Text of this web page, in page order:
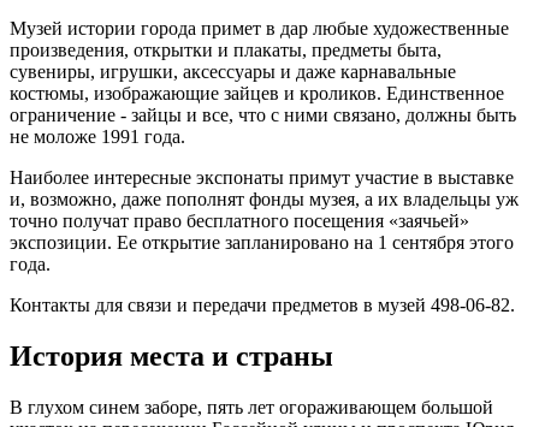
Музей истории города примет в дар любые художественные
произведения, открытки и плакаты, предметы быта,
сувениры, игрушки, аксессуары и даже карнавальные
костюмы, изображающие зайцев и кроликов. Единственное
ограничение - зайцы и все, что с ними связано, должны быть
не моложе 1991 года.
Наиболее интересные экспонаты примут участие в выставке
и, возможно, даже пополнят фонды музея, а их владельцы уж
точно получат право бесплатного посещения «заячьей»
экспозиции. Ее открытие запланировано на 1 сентября этого
года.
Контакты для связи и передачи предметов в музей 498-06-82.
История места и страны
В глухом синем заборе, пять лет огораживающем большой